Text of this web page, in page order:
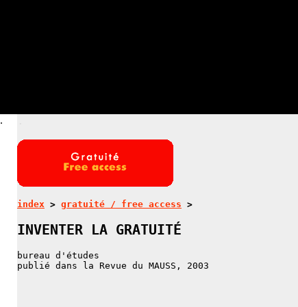
.
index > gratuité / free access >
INVENTER LA GRATUITÉ
bureau d'études
publié dans la Revue du MAUSS, 2003